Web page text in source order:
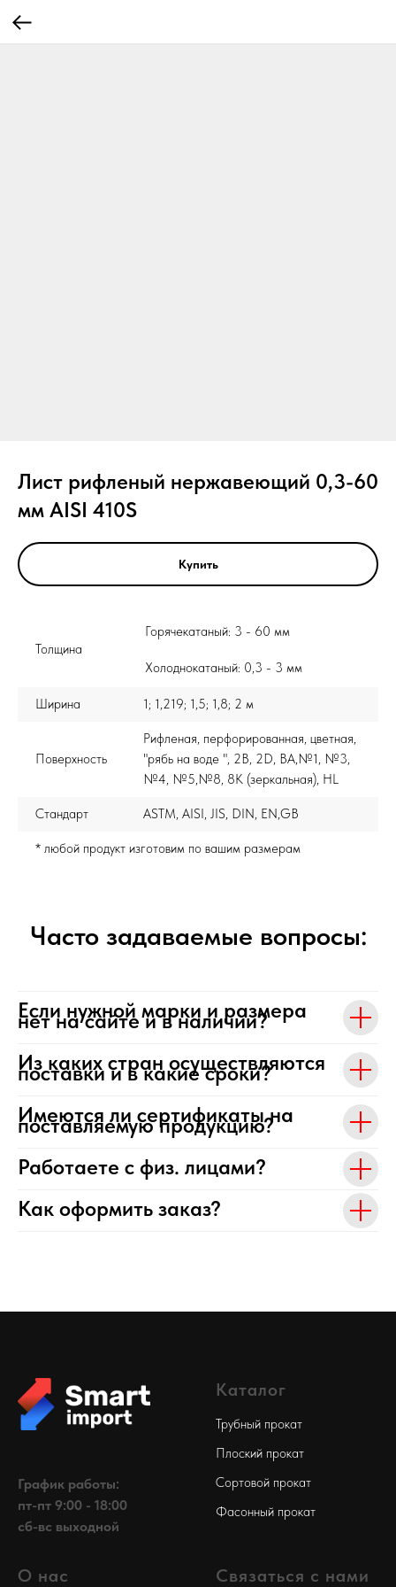
Лист рифленый нержавеющий 0,3-60
мм AISI 410S
Купить
Толщина
Горячекатаный: 3 - 60 мм
Холоднокатаный: 0,3 - 3 мм
Ширина 1; 1,219; 1,5; 1,8; 2 м
Поверхность
Рифленая, перфорированная, цветная,
"рябь на воде ", 2B, 2D, BA,№1, №3,
№4, №5,№8, 8K (зеркальная), HL
Стандарт ASTM, AISI, JIS, DIN, EN,GB
* любой продукт изготовим по вашим размерам
Часто задаваемые вопросы:
Если нужной марки и размера
нет на сайте и в наличии?
Из каких стран осуществляются
поставки и в какие сроки?
Имеются ли сертификаты на
поставляемую продукцию?
Работаете с физ. лицами?
Как оформить заказ?
График работы:
пт-пт 9:00 - 18:00
сб-вс выходной
Каталог
Трубный прокат
Плоский прокат
Сортовой прокат
Фасонный прокат
О нас Связаться с нами